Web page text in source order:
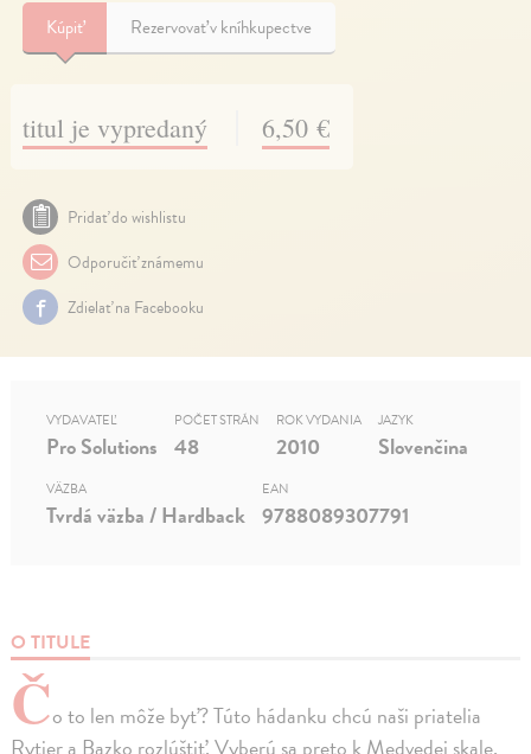
Kúpiť Rezervovať v kníhkupectve
titul je vypredaný 6,50 €
Pridať do wishlistu
Odporučiť známemu
Zdielať na Facebooku
O TITULE
Čo to len môže byť? Túto hádanku chcú naši priatelia
Rytier a Bazko rozlúštiť. Vyberú sa preto k Medvedej skale.
VYDAVATEĽ
Pro Solutions
POČET STRÁN
48
ROK VYDANIA
2010
JAZYK
Slovenčina
VÄZBA
Tvrdá väzba / Hardback
EAN
9788089307791